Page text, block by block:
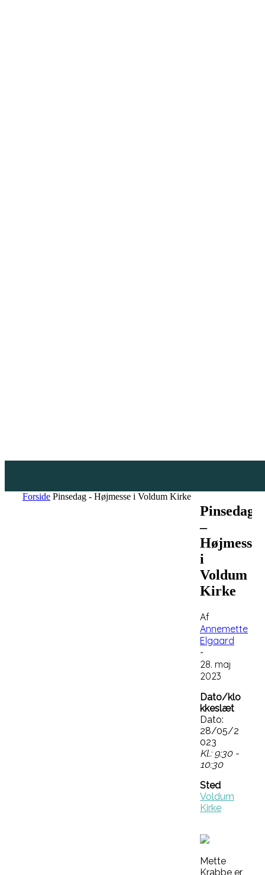
Forside Pinsedag - Højmesse i Voldum Kirke
Pinsedag
–
Højmesse
i
Voldum
Kirke
Af
Annemette
Elgaard
-
28. maj
2023
Dato/klo
kkeslæt
Dato:
28/05/2
023
Kl.: 9:30 -
10:30
Sted
Voldum
Kirke
Mette
Krabbe er